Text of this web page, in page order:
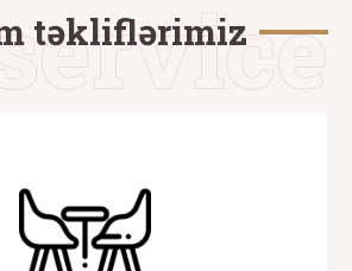
təkliflərimiz